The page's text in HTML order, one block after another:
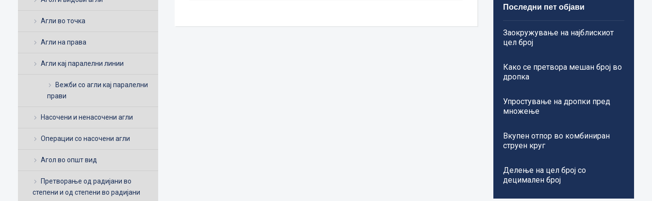
Агли во точка
Агли на права
Агли кај паралелни линии
Вежби со агли кај паралелни
прави
Насочени и ненасочени агли
Операции со насочени агли
Агол во општ вид
Претворање од радијани во
степени и од степени во радијани
Последни пет објави
Заокружување на најблискиот
цел број
Како се претвора мешан број во
дропка
Упростување на дропки пред
множење
Вкупен отпор во комбиниран
струен круг
Делење на цел број со
децимален број